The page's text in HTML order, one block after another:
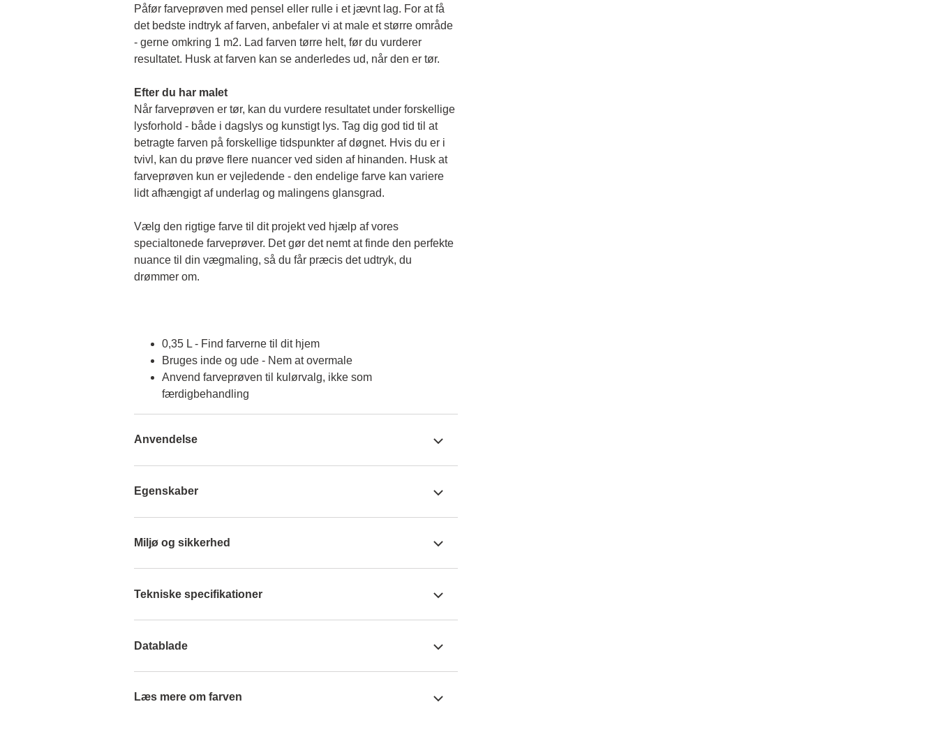
Påfør farveprøven med pensel eller rulle i et jævnt lag. For at få
det bedste indtryk af farven, anbefaler vi at male et større område
- gerne omkring 1 m2. Lad farven tørre helt, før du vurderer
resultatet. Husk at farven kan se anderledes ud, når den er tør.
Efter du har malet
Når farveprøven er tør, kan du vurdere resultatet under forskellige
lysforhold - både i dagslys og kunstigt lys. Tag dig god tid til at
betragte farven på forskellige tidspunkter af døgnet. Hvis du er i
tvivl, kan du prøve flere nuancer ved siden af hinanden. Husk at
farveprøven kun er vejledende - den endelige farve kan variere
lidt afhængigt af underlag og malingens glansgrad.
Vælg den rigtige farve til dit projekt ved hjælp af vores
specialtonede farveprøver. Det gør det nemt at finde den perfekte
nuance til din vægmaling, så du får præcis det udtryk, du
drømmer om.
0,35 L - Find farverne til dit hjem
Bruges inde og ude - Nem at overmale
Anvend farveprøven til kulørvalg, ikke som
færdigbehandling
Anvendelse
Egenskaber
Miljø og sikkerhed
Tekniske specifikationer
Datablade
Læs mere om farven